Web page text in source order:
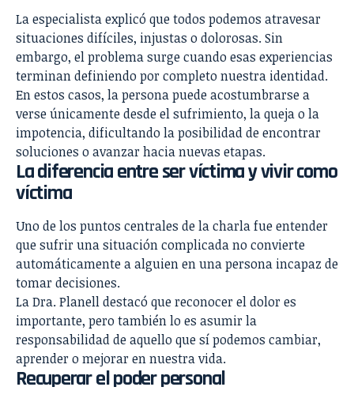
La especialista explicó que todos podemos atravesar
situaciones difíciles, injustas o dolorosas. Sin
embargo, el problema surge cuando esas experiencias
terminan definiendo por completo nuestra identidad.
En estos casos, la persona puede acostumbrarse a
verse únicamente desde el sufrimiento, la queja o la
impotencia, dificultando la posibilidad de encontrar
soluciones o avanzar hacia nuevas etapas.
La diferencia entre ser víctima y vivir como
víctima
Uno de los puntos centrales de la charla fue entender
que sufrir una situación complicada no convierte
automáticamente a alguien en una persona incapaz de
tomar decisiones.
La Dra. Planell destacó que reconocer el dolor es
importante, pero también lo es asumir la
responsabilidad de aquello que sí podemos cambiar,
aprender o mejorar en nuestra vida.
Recuperar el poder personal